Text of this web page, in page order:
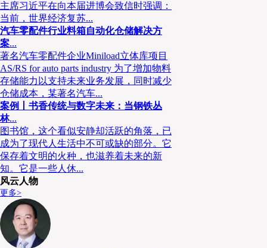
论坛伊始，中国《现代物流》杂志董事长陈巨星先生
示，疫情的“双刃剑”影响下，对于生鲜行业的推动极大，
一。
主席习近平在向本届进博会致信时强调：
当前，世界经济复苏...
汽车零配件行业料箱自动化仓储解决方
案...
著名汽车零配件企业Miniload立体库项目
AS/RS for auto parts industry 为了增加物料
存储能力以支持未来业务发展，同时减少
仓储成本，某著名汽车...
案例丨书香传统与数字未来：当钢铁丛
林...
图书馆，这个看似安静却活跃的角落，已
成为了现代人生活中不可或缺的部分。它
保存着文明的火种，也滋养着未来的新
知。它是一些人休...
风云人物
更多>